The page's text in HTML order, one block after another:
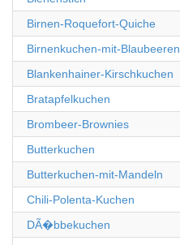
Birnen-Roquefort-Quiche
Birnenkuchen-mit-Blaubeeren
Blankenhainer-Kirschkuchen
Bratapfelkuchen
Brombeer-Brownies
Butterkuchen
Butterkuchen-mit-Mandeln
Chili-Polenta-Kuchen
DÃ�bbekuchen